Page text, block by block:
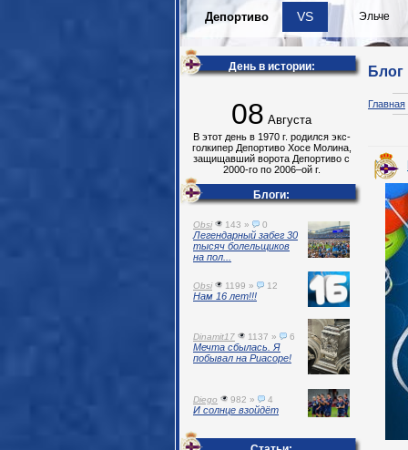
Депортиво Эльче
VS
День в истории:
08 Августа
В этот день в 1970 г. родился экс-
голкипер Депортиво Хосе Молина,
защищавший ворота Депортиво с
2000-го по 2006–ой г.
Блоги:
Obsi 143 » 0
Легендарный забег 30
тысяч болельщиков
на пол...
Obsi 1199 » 12
Нам 16 лет!!!
Dinamit17 1137 » 6
Мечта сбылась. Я
побывал на Риасоре!
Diego 982 » 4
И солнце взойдёт
Блог
Главная